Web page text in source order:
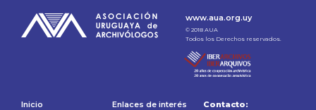
www.aua.org.uy
© 2018 AUA
Todos los Derechos reservados.
Inicio
Enlaces de interés
Contacto: